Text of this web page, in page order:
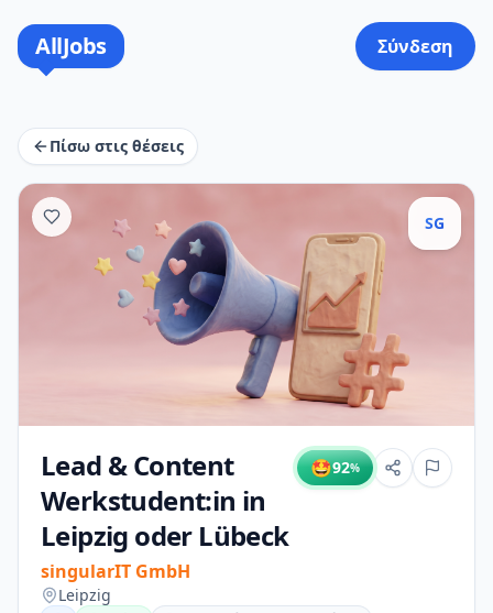
AllJobs Σύνδεση
Πίσω στις θέσεις
SG
Lead & Content
Werkstudent:in in
Leipzig oder Lübeck
singularIT GmbH
🤩92%
Leipzig